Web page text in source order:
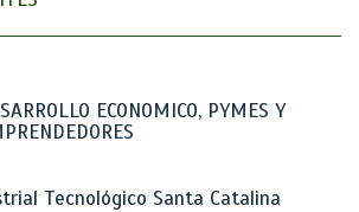
ECONOMICO, PYMES Y
Tecnológico Santa Catalina